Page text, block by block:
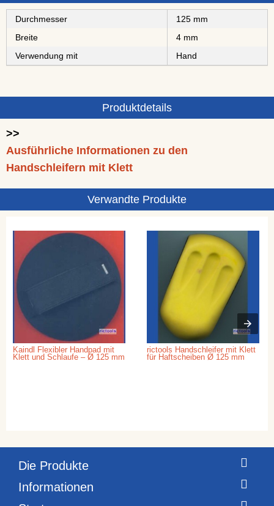
Durchmesser
125 mm
Breite
4 mm
Verwendung mit
Hand
Produktdetails
>>
Ausführliche Informationen zu den
Handschleifern mit Klett
Verwandte Produkte
Kaindl Flexibler Handpad mit
Klett und Schlaufe – Ø 125 mm
rictools Handschleifer mit Klett
für Haftscheiben Ø 125 mm
Die Produkte
Informationen